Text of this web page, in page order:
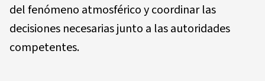
del fenómeno atmosférico y coordinar las
decisiones necesarias junto a las autoridades
competentes.